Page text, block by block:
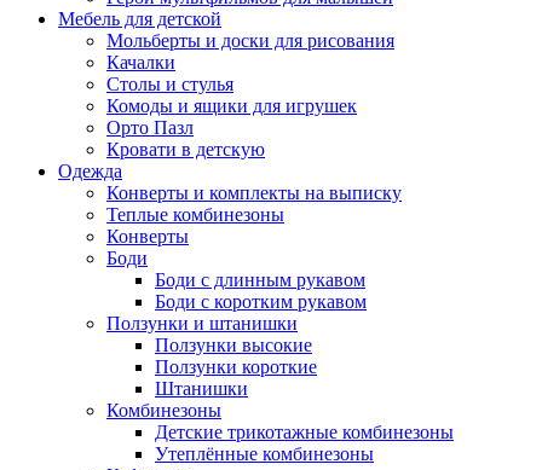
Мебель для детской
Мольберты и доски для рисования
Качалки
Столы и стулья
Комоды и ящики для игрушек
Орто Пазл
Кровати в детскую
Одежда
Конверты и комплекты на выписку
Теплые комбинезоны
Конверты
Боди
Боди с длинным рукавом
Боди с коротким рукавом
Ползунки и штанишки
Ползунки высокие
Ползунки короткие
Штанишки
Комбинезоны
Детские трикотажные комбинезоны
Утеплённые комбинезоны